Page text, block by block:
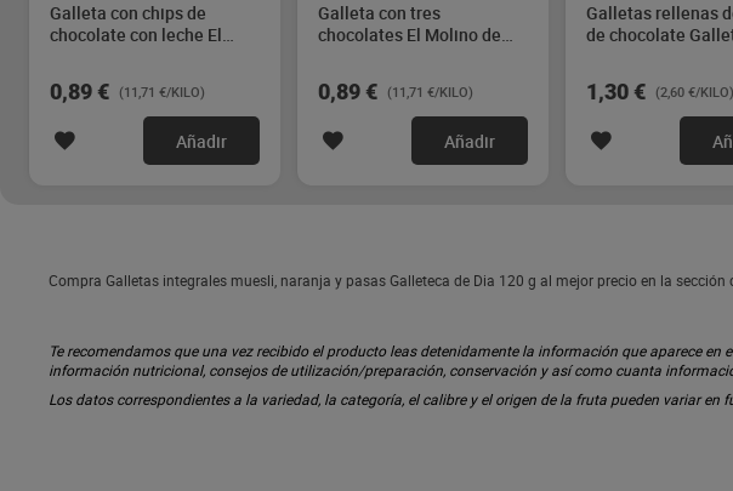
Galleta con chips de
chocolate con leche El
0,89 € (11,71 €/KILO)
Añadir
Galleta con tres
chocolates El Molino de
0,89 € (11,71 €/KILO)
Añadir
Galletas rellenas
de chocolate
1,30 € (2,60 €/KILO)
Compra Galletas integrales muesli, naranja y pasas Galleteca de Dia 120 g al mejor precio en la
Te recomendamos que una vez recibido el producto leas detenidamente la información que aparece
información nutricional, consejos de utilización/preparación, conservación y así como cuanta
Los datos correspondientes a la variedad, la categoría, el calibre y el origen de la fruta pueden variar en